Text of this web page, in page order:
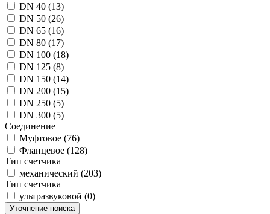
DN 40 (13)
DN 50 (26)
DN 65 (16)
DN 80 (17)
DN 100 (18)
DN 125 (8)
DN 150 (14)
DN 200 (15)
DN 250 (5)
DN 300 (5)
Соединение
Муфтовое (76)
Фланцевое (128)
Тип счетчика
механический (203)
Тип счетчика
ультразвуковой (0)
Уточнение поиска